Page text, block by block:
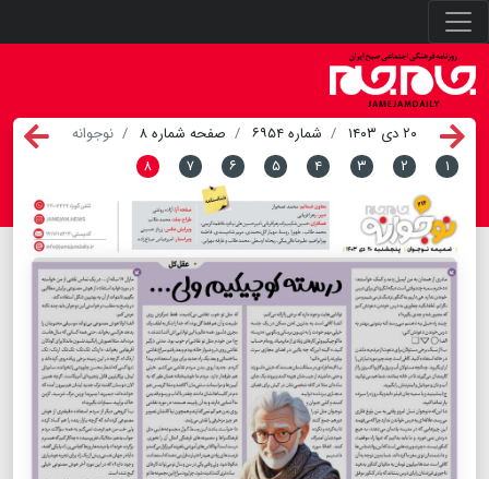
۲۰ دی ۱۴۰۳ شماره ۶۹۵۴ صفحه شماره ۸
نوجوانه
۱
۲ ۳ ۴ ۵ ۶ ۷ ۸